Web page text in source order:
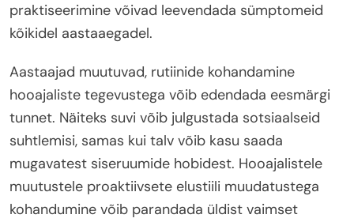
praktiseerimine võivad leevendada sümptomeid
kõikidel aastaaegadel.
Aastaajad muutuvad, rutiinide kohandamine
hooajaliste tegevustega võib edendada eesmärgi
tunnet. Näiteks suvi võib julgustada sotsiaalseid
suhtlemisi, samas kui talv võib kasu saada
mugavatest siseruumide hobidest. Hooajalistele
muutustele proaktiivsete elustiili muudatustega
kohandumine võib parandada üldist vaimset